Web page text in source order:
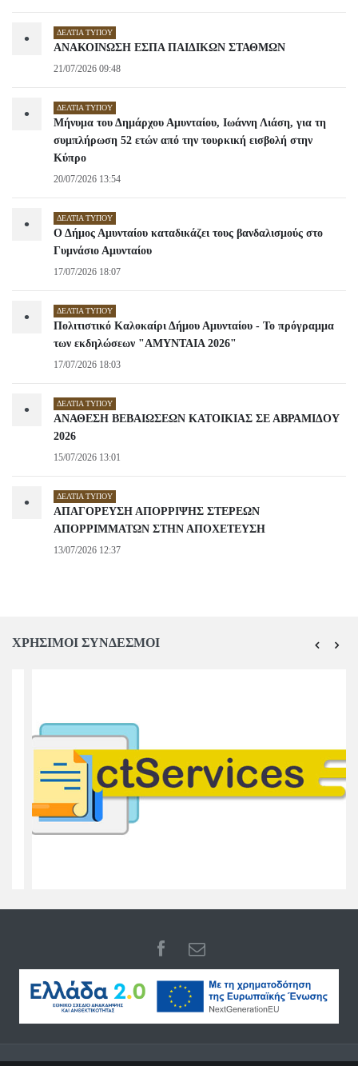
• ΔΕΛΤΊΑ ΤΎΠΟΥ
ΑΝΑΚΟΙΝΩΣΗ ΕΣΠΑ ΠΑΙΔΙΚΩΝ ΣΤΑΘΜΩΝ
21/07/2026 09:48
• ΔΕΛΤΊΑ ΤΎΠΟΥ
Μήνυμα του Δημάρχου Αμυνταίου, Ιωάννη Λιάση, για τη
συμπλήρωση 52 ετών από την τουρκική εισβολή στην
Κύπρο
20/07/2026 13:54
• ΔΕΛΤΊΑ ΤΎΠΟΥ
Ο Δήμος Αμυνταίου καταδικάζει τους βανδαλισμούς στο
Γυμνάσιο Αμυνταίου
17/07/2026 18:07
• ΔΕΛΤΊΑ ΤΎΠΟΥ
Πολιτιστικό Καλοκαίρι Δήμου Αμυνταίου - Το πρόγραμμα
των εκδηλώσεων "ΑΜΥΝΤΑΙΑ 2026"
17/07/2026 18:03
• ΔΕΛΤΊΑ ΤΎΠΟΥ
ΑΝΑΘΕΣΗ ΒΕΒΑΙΩΣΕΩΝ ΚΑΤΟΙΚΙΑΣ ΣΕ ΑΒΡΑΜΙΔΟΥ
2026
15/07/2026 13:01
• ΔΕΛΤΊΑ ΤΎΠΟΥ
ΑΠΑΓΟΡΕΥΣΗ ΑΠΟΡΡΙΨΗΣ ΣΤΕΡΕΩΝ
ΑΠΟΡΡΙΜΜΑΤΩΝ ΣΤΗΝ ΑΠΟΧΕΤΕΥΣΗ
13/07/2026 12:37
ΧΡΗΣΙΜΟΙ ΣΥΝΔΕΣΜΟΙ